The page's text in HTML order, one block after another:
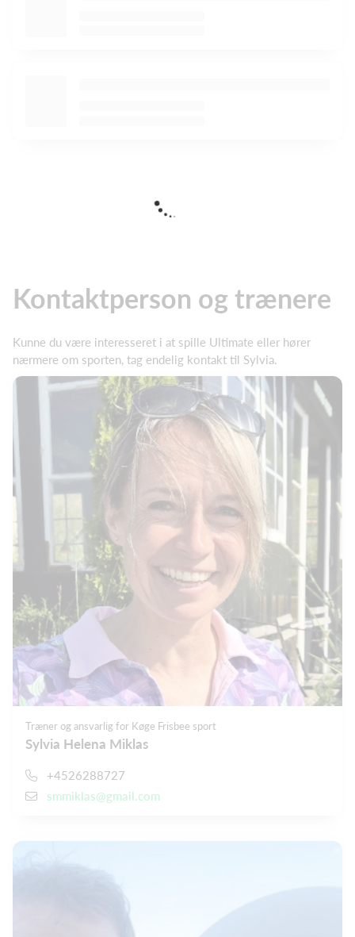
Kontaktperson og trænere
Kunne du være interesseret i at spille Ultimate eller hører
nærmere om sporten, tag endelig kontakt til Sylvia.
Træner og ansvarlig for Køge Frisbee sport
Sylvia Helena Miklas
+4526288727
smmiklas@gmail.com